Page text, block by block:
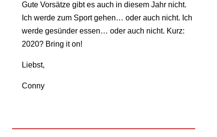
Gute Vorsätze gibt es auch in diesem Jahr nicht.
Ich werde zum Sport gehen… oder auch nicht. Ich
werde gesünder essen… oder auch nicht. Kurz:
2020? Bring it on!
Liebst,
Conny